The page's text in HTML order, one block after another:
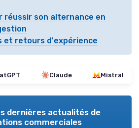
réussir son alternance en
et retours d'expérience
Claude Mistral
dernières actualités de
commerciales